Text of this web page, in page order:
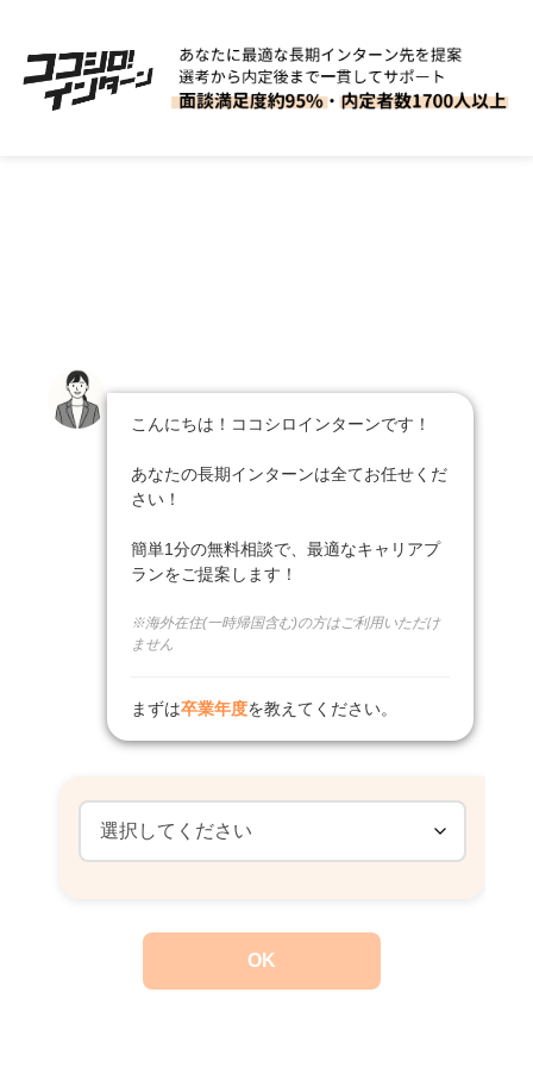
こんにちは！ココシロインターンです！
あなたの長期インターンは全てお任せくだ
さい！
簡単1分の無料相談で、最適なキャリアプ
ランをご提案します！
※海外在住(一時帰国含む)の方はご利用いただけ
ません
まずは卒業年度を教えてください。
OK